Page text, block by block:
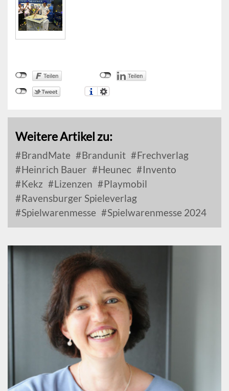
Weitere Artikel zu:
BrandMate Brandunit
Frechverlag
Heinrich Bauer
Heunec
Invento
Kekz
Lizenzen
Playmobil
Ravensburger Spieleverlag
Spielwarenmesse
Spielwarenmesse 2024